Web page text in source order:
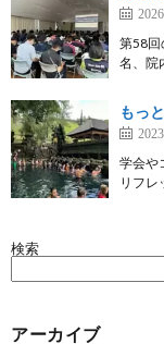
第58回
名、院
もっ
学会や
リフ
検索
アーカイブ